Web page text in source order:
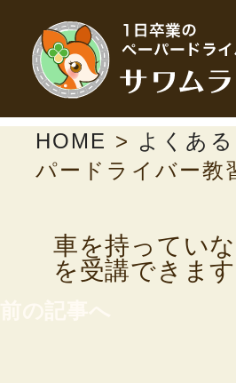
HOME > よくあ
パードライバー教
車を持ってい
を受講できま